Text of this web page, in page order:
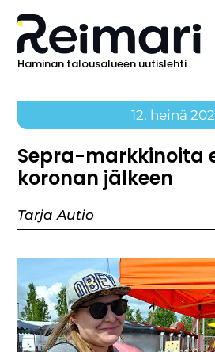
Haminan talousalueen uutislehti
12. heinä
Sepra-markkinoita
koronan jälkeen
Tarja Autio